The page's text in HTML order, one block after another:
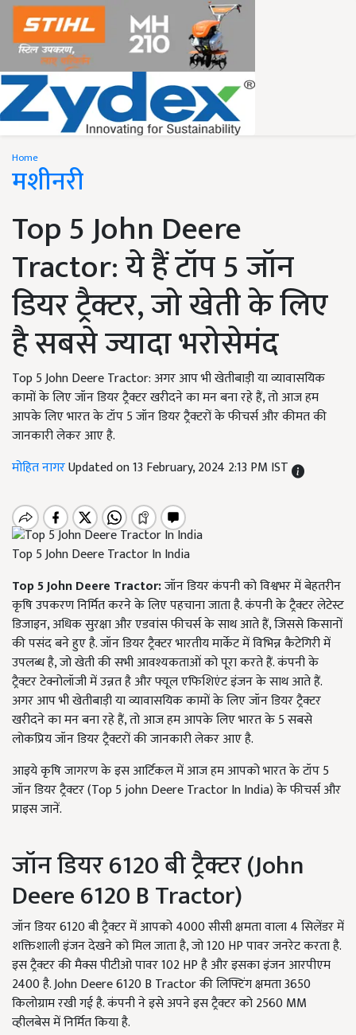
Home
मशीनरी
Top 5 John Deere
Tractor: ये हैं टॉप 5 जॉन
डियर ट्रैक्टर, जो खेती के लिए
है सबसे ज्यादा भरोसेमंद
Top 5 John Deere Tractor: अगर आप भी खेतीबाड़ी या व्यावासयिक
कामों के लिए जॉन डियर ट्रैक्टर खरीदने का मन बना रहे हैं, तो आज हम
आपके लिए भारत के टॉप 5 जॉन डियर ट्रैक्टरों के फीचर्स और कीमत की
जानकारी लेकर आए है.
मोहित नागरUpdated on 13 February, 2024 2:13 PM IST
Top 5 John Deere Tractor In India
Top 5 John Deere Tractor:जॉन डियर कंपनी को विश्वभर में बेहतरीन
कृषि उपकरण निर्मित करने के लिए पहचाना जाता है. कंपनी के ट्रैक्टर लेटेस्ट
डिजाइन, अधिक सुरक्षा और एडवांस फीचर्स के साथ आते हैं, जिससे किसानों
की पसंद बने हुए है. जॉन डियर ट्रैक्टर भारतीय मार्केट में विभिन्न कैटेगिरी में
उपलब्ध है, जो खेती की सभी आवश्यकताओं को पूरा करते हैं. कंपनी के
ट्रैक्टर टेक्नोलॉजी में उन्नत है और फ्यूल एफिशिएंट इंजन के साथ आते हैं.
अगर आप भी खेतीबाड़ी या व्यावासयिक कामों के लिए जॉन डियर ट्रैक्टर
खरीदने का मन बना रहे हैं, तो आज हम आपके लिए भारत के 5 सबसे
लोकप्रिय जॉन डियर ट्रैक्टरों की जानकारी लेकर आए है.
आइये कृषि जागरण के इस आर्टिकल में आज हम आपको भारत के टॉप 5
जॉन डियर ट्रैक्टर (Top 5 john Deere Tractor In India) के फीचर्स और
प्राइस जानें.
जॉन डियर 6120 बी ट्रैक्टर (John
Deere 6120 B Tractor)
जॉन डियर 6120 बी ट्रैक्टर में आपको 4000 सीसी क्षमता वाला 4 सिलेंडर में
शक्तिशाली इंजन देखने को मिल जाता है, जो 120 HP पावर जनरेट करता है.
इस ट्रैक्टर की मैक्स पीटीओ पावर 102 HP है और इसका इंजन आरपीएम
2400 है. John Deere 6120 B Tractor की लिफ्टिंग क्षमता 3650
किलोग्राम रखी गई है. कंपनी ने इसे अपने इस ट्रैक्टर को 2560 MM
व्हीलबेस में निर्मित किया है.